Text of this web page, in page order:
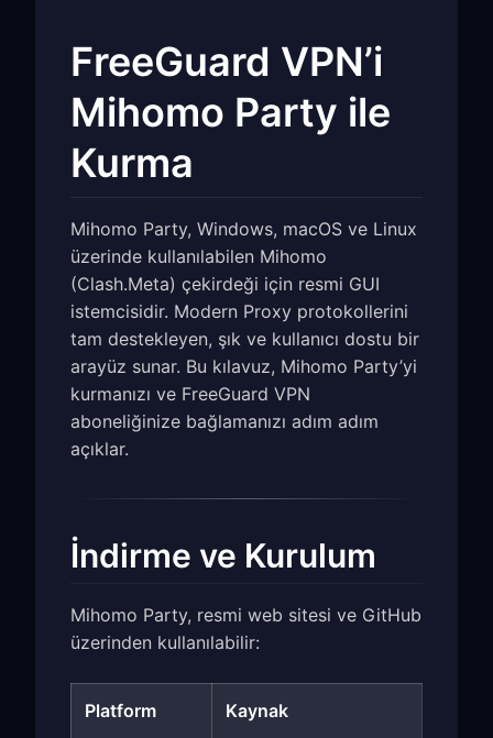
FreeGuard VPN’i
Mihomo Party ile
Kurma
Mihomo Party, Windows, macOS ve Linux
üzerinde kullanılabilen Mihomo
(Clash.Meta) çekirdeği için resmi GUI
istemcisidir. Modern Proxy protokollerini
tam destekleyen, şık ve kullanıcı dostu bir
arayüz sunar. Bu kılavuz, Mihomo Party’yi
kurmanızı ve FreeGuard VPN
aboneliğinize bağlamanızı adım adım
açıklar.
İndirme ve Kurulum
Mihomo Party, resmi web sitesi ve GitHub
üzerinden kullanılabilir:
Platform Kaynak